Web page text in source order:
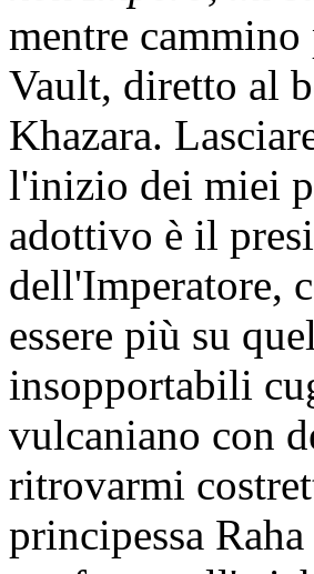
mentre
Vault, diretto al
Khazara.
l'inizio dei miei
adottivo è il
dell'Imperatore,
essere più su
insopportabili
vulcaniano con
ritrovarmi
principessa